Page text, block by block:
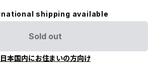
shipping available
Sold out
日本国内にお住まいの方向け